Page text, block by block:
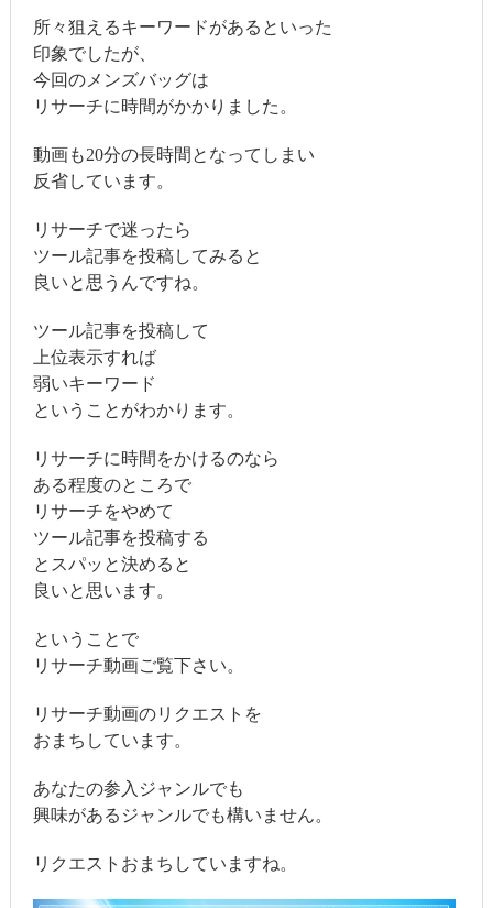
所々狙えるキーワードがあるといった
印象でしたが、
今回のメンズバッグは
リサーチに時間がかかりました。
動画も20分の長時間となってしまい
反省しています。
リサーチで迷ったら
ツール記事を投稿してみると
良いと思うんですね。
ツール記事を投稿して
上位表示すれば
弱いキーワード
ということがわかります。
リサーチに時間をかけるのなら
ある程度のところで
リサーチをやめて
ツール記事を投稿する
とスパッと決めると
良いと思います。
ということで
リサーチ動画ご覧下さい。
リサーチ動画のリクエストを
おまちしています。
あなたの参入ジャンルでも
興味があるジャンルでも構いません。
リクエストおまちしていますね。